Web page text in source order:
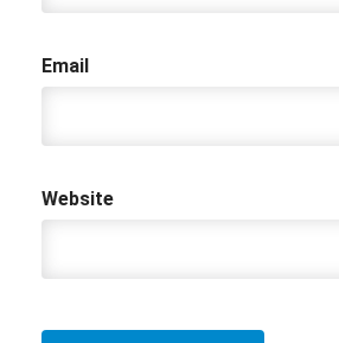
Email
Website